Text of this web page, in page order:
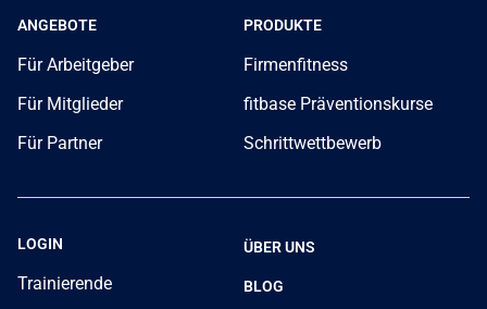
ANGEBOTE
Für Arbeitgeber
Für Mitglieder
Für Partner
PRODUKTE
Firmenfitness
fitbase Präventionskurse
Schrittwettbewerb
LOGIN
Trainierende
ÜBER UNS
BLOG